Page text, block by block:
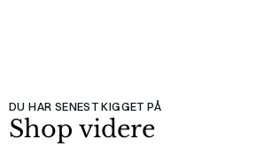
DU HAR SENEST KIGGET PÅ
Shop videre